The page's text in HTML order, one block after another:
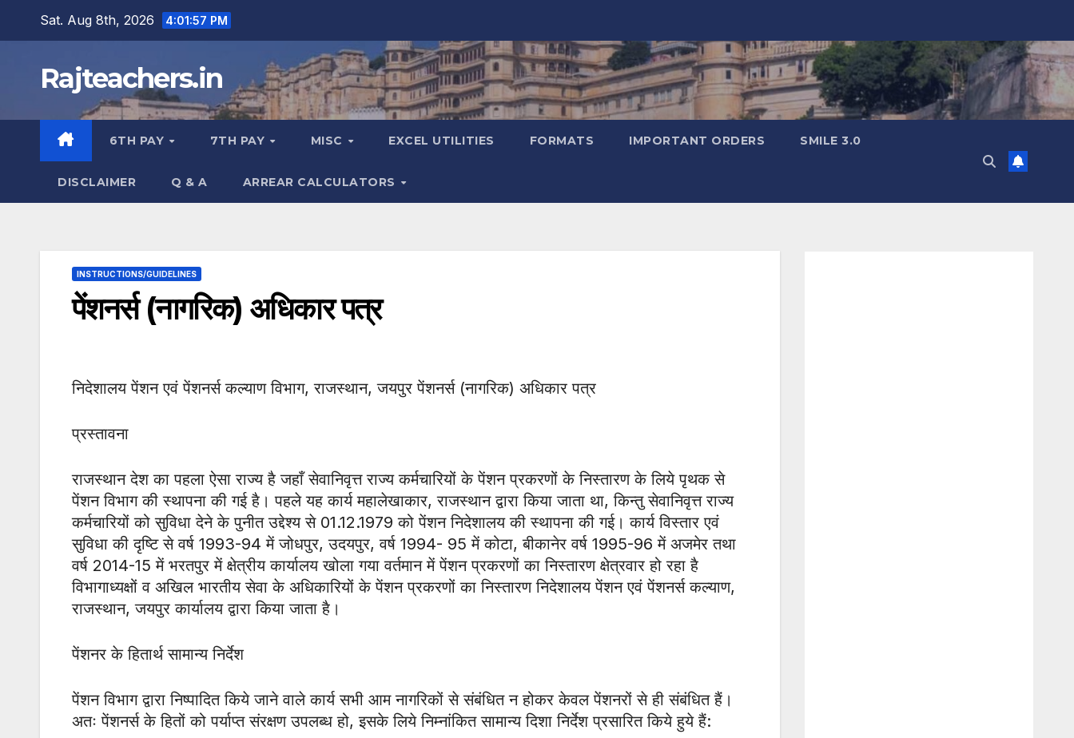
Sat. Aug 8th, 2026 4:01:58 PM
Rajteachers.in
6TH PAY 7TH PAY MISC EXCEL UTILITIES FORMATS IMPORTANT ORDERS SMILE 3.0
DISCLAIMER Q & A ARREAR CALCULATORS
INSTRUCTIONS/GUIDELINES
पेंशनर्स (नागरिक) अधिकार पत्र
निदेशालय पेंशन एवं पेंशनर्स कल्याण विभाग, राजस्थान, जयपुर पेंशनर्स (नागरिक) अधिकार पत्र
प्रस्तावना
राजस्थान देश का पहला ऐसा राज्य है जहाँ सेवानिवृत्त राज्य कर्मचारियों के पेंशन प्रकरणों के निस्तारण के लिये पृथक से
पेंशन विभाग की स्थापना की गई है। पहले यह कार्य महालेखाकार, राजस्थान द्वारा किया जाता था, किन्तु सेवानिवृत्त राज्य
कर्मचारियों को सुविधा देने के पुनीत उद्देश्य से 01.12.1979 को पेंशन निदेशालय की स्थापना की गई। कार्य विस्तार एवं
सुविधा की दृष्टि से वर्ष 1993-94 में जोधपुर, उदयपुर, वर्ष 1994- 95 में कोटा, बीकानेर वर्ष 1995-96 में अजमेर तथा
वर्ष 2014-15 में भरतपुर में क्षेत्रीय कार्यालय खोला गया वर्तमान में पेंशन प्रकरणों का निस्तारण क्षेत्रवार हो रहा है
विभागाध्यक्षों व अखिल भारतीय सेवा के अधिकारियों के पेंशन प्रकरणों का निस्तारण निदेशालय पेंशन एवं पेंशनर्स कल्याण,
राजस्थान, जयपुर कार्यालय द्वारा किया जाता है।
पेंशनर के हितार्थ सामान्य निर्देश
पेंशन विभाग द्वारा निष्पादित किये जाने वाले कार्य सभी आम नागरिकों से संबंधित न होकर केवल पेंशनरों से ही संबंधित हैं।
अतः पेंशनर्स के हितों को पर्याप्त संरक्षण उपलब्ध हो, इसके लिये निम्नांकित सामान्य दिशा निर्देश प्रसारित किये हुये हैं: